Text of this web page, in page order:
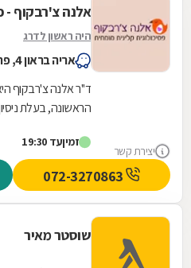
יצירת קשר
אלנה צ'רבקוף -
היה ראשון לדרג
אריה בראון 4, פתח תקווה
ד''ר אלנה צ'רבקוף
הראשונה, בעלת
בתל אביב...
זמיןעד 19:30
שוסטר מאיר